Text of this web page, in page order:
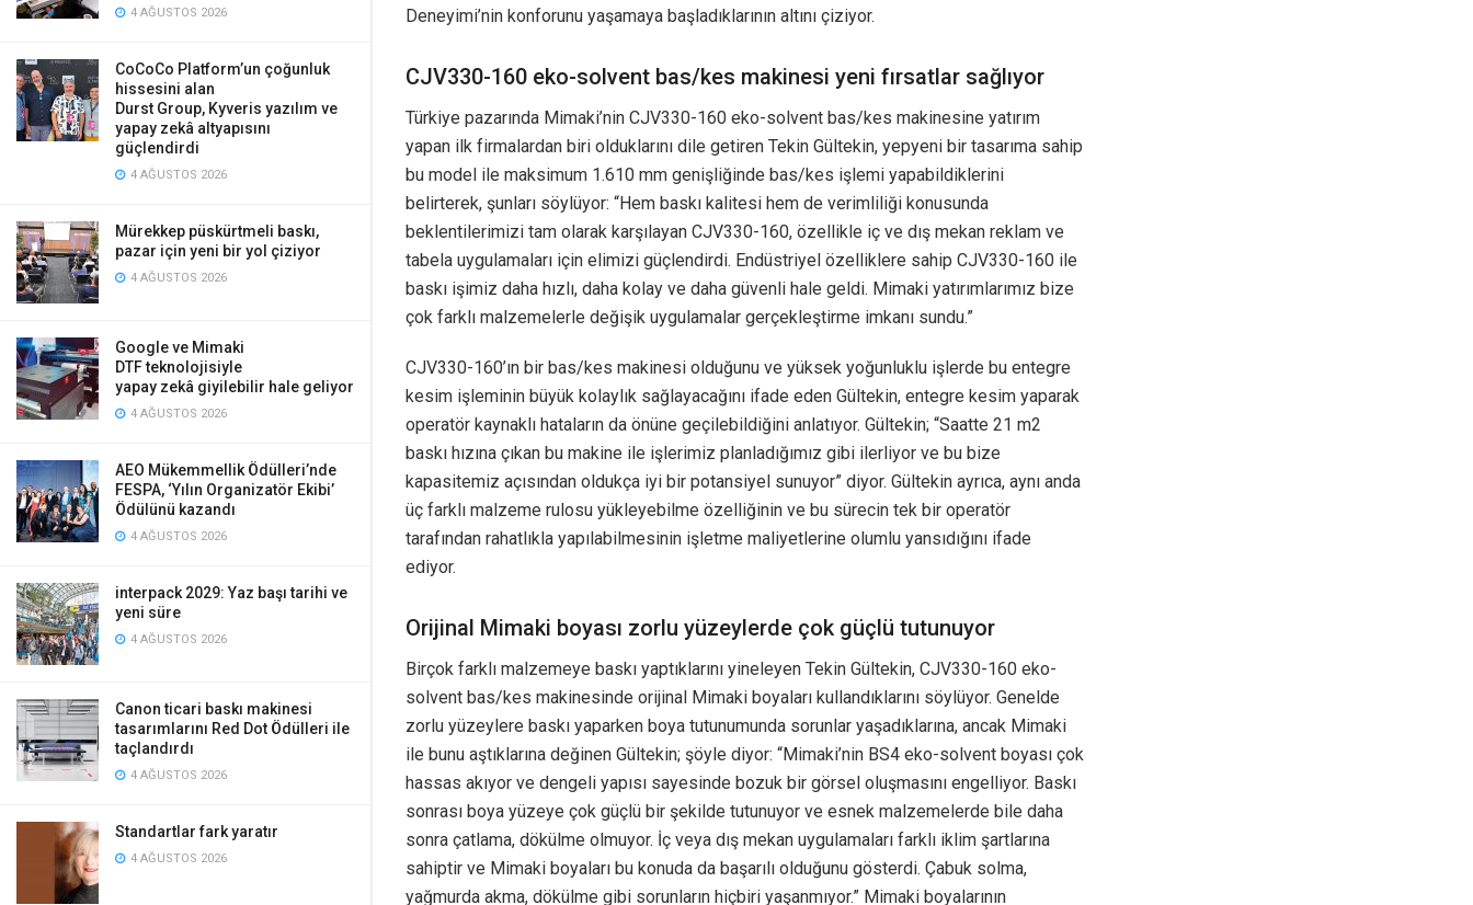
4 AĞUSTOS 2026
CoCoCo Platform’un çoğunluk
hissesini alan
Durst Group, Kyveris yazılım ve
yapay zekâ altyapısını
güçlendirdi
4 AĞUSTOS 2026
Mürekkep püskürtmeli baskı,
pazar için yeni bir yol çiziyor
4 AĞUSTOS 2026
Google ve Mimaki
DTF teknolojisiyle
yapay zekâ giyilebilir hale geliyor
4 AĞUSTOS 2026
AEO Mükemmellik Ödülleri’nde
FESPA, ‘Yılın Organizatör Ekibi’
Ödülünü kazandı
4 AĞUSTOS 2026
interpack 2029: Yaz başı tarihi ve
yeni süre
4 AĞUSTOS 2026
Canon ticari baskı makinesi
tasarımlarını Red Dot Ödülleri ile
taçlandırdı
4 AĞUSTOS 2026
Standartlar fark yaratır
4 AĞUSTOS 2026
Deneyimi’nin konforunu yaşamaya başladıklarının altını çiziyor.
CJV330-160 eko-solvent bas/kes makinesi yeni fırsatlar sağlıyor
Türkiye pazarında Mimaki’nin CJV330-160 eko-solvent bas/kes makinesine yatırım
yapan ilk firmalardan biri olduklarını dile getiren Tekin Gültekin, yepyeni bir tasarıma sahip
bu model ile maksimum 1.610 mm genişliğinde bas/kes işlemi yapabildiklerini
belirterek, şunları söylüyor: “Hem baskı kalitesi hem de verimliliği konusunda
beklentilerimizi tam olarak karşılayan CJV330-160, özellikle iç ve dış mekan reklam ve
tabela uygulamaları için elimizi güçlendirdi. Endüstriyel özelliklere sahip CJV330-160 ile
baskı işimiz daha hızlı, daha kolay ve daha güvenli hale geldi. Mimaki yatırımlarımız bize
çok farklı malzemelerle değişik uygulamalar gerçekleştirme imkanı sundu.”
CJV330-160’ın bir bas/kes makinesi olduğunu ve yüksek yoğunluklu işlerde bu entegre
kesim işleminin büyük kolaylık sağlayacağını ifade eden Gültekin, entegre kesim yaparak
operatör kaynaklı hataların da önüne geçilebildiğini anlatıyor. Gültekin; “Saatte 21 m2
baskı hızına çıkan bu makine ile işlerimiz planladığımız gibi ilerliyor ve bu bize
kapasitemiz açısından oldukça iyi bir potansiyel sunuyor” diyor. Gültekin ayrıca, aynı anda
üç farklı malzeme rulosu yükleyebilme özelliğinin ve bu sürecin tek bir operatör
tarafından rahatlıkla yapılabilmesinin işletme maliyetlerine olumlu yansıdığını ifade
ediyor.
Orijinal Mimaki boyası zorlu yüzeylerde çok güçlü tutunuyor
Birçok farklı malzemeye baskı yaptıklarını yineleyen Tekin Gültekin, CJV330-160 eko-
solvent bas/kes makinesinde orijinal Mimaki boyaları kullandıklarını söylüyor. Genelde
zorlu yüzeylere baskı yaparken boya tutunumunda sorunlar yaşadıklarına, ancak Mimaki
ile bunu aştıklarına değinen Gültekin; şöyle diyor: “Mimaki’nin BS4 eko-solvent boyası çok
hassas akıyor ve dengeli yapısı sayesinde bozuk bir görsel oluşmasını engelliyor. Baskı
sonrası boya yüzeye çok güçlü bir şekilde tutunuyor ve esnek malzemelerde bile daha
sonra çatlama, dökülme olmuyor. İç veya dış mekan uygulamaları farklı iklim şartlarına
sahiptir ve Mimaki boyaları bu konuda da başarılı olduğunu gösterdi. Çabuk solma,
yağmurda akma, dökülme gibi sorunların hiçbiri yaşanmıyor.” Mimaki boyalarının